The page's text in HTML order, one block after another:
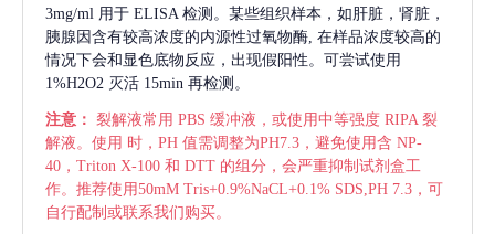
3mg/ml 用于 ELISA 检测。某些组织样本，如肝脏，肾脏，
胰腺因含有较高浓度的内源性过氧物酶, 在样品浓度较高的
情况下会和显色底物反应，出现假阳性。可尝试使用
1%H2O2 灭活 15min 再检测。
注意： 裂解液常用 PBS 缓冲液，或使用中等强度 RIPA 裂
解液。使用 时，PH 值需调整为PH7.3，避免使用含 NP-
40，Triton X-100 和 DTT 的组分，会严重抑制试剂盒工
作。推荐使用50mM Tris+0.9%NaCL+0.1% SDS,PH 7.3，可
自行配制或联系我们购买。